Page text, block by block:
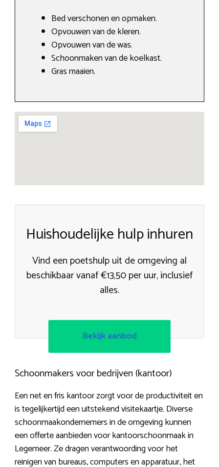
Bed verschonen en opmaken.
Opvouwen van de kleren.
Opvouwen van de was.
Schoonmaken van de koelkast.
Gras maaien.
Huishoudelijke hulp inhuren
Vind een poetshulp uit de omgeving al
beschikbaar vanaf €13,50 per uur, inclusief
alles.
Bekijk aanbod
Schoonmakers voor bedrijven (kantoor)
Een net en fris kantoor zorgt voor de productiviteit en
is tegelijkertijd een uitstekend visitekaartje. Diverse
schoonmaakondernemers in de omgeving kunnen
een offerte aanbieden voor kantoorschoonmaak in
Legemeer. Ze dragen verantwoording voor het
reinigen van bureaus, computers en apparatuur, het